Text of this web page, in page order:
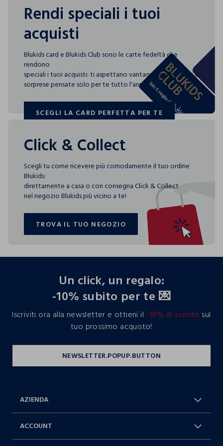
Rendi speciali i tuoi
acquisti
Blukids card e Blukids Club sono le carte fedeltà che
rendono
speciali i tuoi acquisti: ti aspettano vantaggi, promozioni e
sorprese pensate solo per te tutto l'anno!
SCEGLI LA CARD PERFETTA PER TE
SCEGLI LA CARD PERFETTA PER TE
Click & Collect
Scegli tu come ricevere più comodamente il tuo ordine
Blukids:
direttamente a casa o con consegna Click & Collect
nel negozio Blukids più vicino a te!
TROVA IL TUO NEGOZIO
TROVA IL TUO NEGOZIO
Un click, un regalo:
-10% subito per te 💌
Iscriviti ora alla newsletter e ottieni il -10% di sconto sul
tuo prossimo acquisto!
AZIENDA
ACCOUNT